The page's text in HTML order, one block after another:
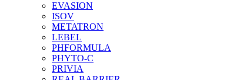
EVASION
ISOV
METATRON
LEBEL
PHFORMULA
PHYTO-C
PRIVIA